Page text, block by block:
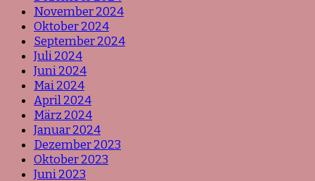
November 2024
Oktober 2024
September 2024
Juli 2024
Juni 2024
Mai 2024
April 2024
März 2024
Januar 2024
Dezember 2023
Oktober 2023
Juni 2023